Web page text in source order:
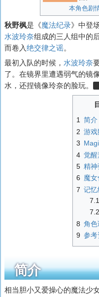
本角色剧
秋野枫是《魔法纪录》中登
水波玲奈组成的三人组中的
而卷入绝交律之谣。
最初入队的时候， 水波玲奈
了。在镜界里遭遇弱气的镜
水，还捏镜像玲奈的脸玩。
1 简介
2 游戏
3
4 觉醒
5 精神
6 魔
7 记忆
7.1
7.2
8 角色
9 参考
简介
相当胆小又爱操心的魔法少